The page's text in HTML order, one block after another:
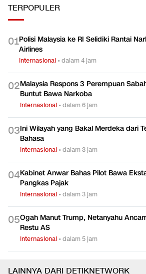
TERPOPULER
01Polisi Malaysia ke RI Selidiki Rantai
Airlines
Internasional •dalam 4 jam
02Malaysia Respons 3 Perempuan
Buntut Bawa Narkoba
Internasional •dalam 6 jam
03Ini Wilayah yang Bakal Merdeka dari
Bahasa
Internasional •dalam 3 jam
04Kabinet Anwar Bahas Pilot Bawa
Pangkas Pajak
Internasional •dalam 3 jam
05Ogah Manut Trump, Netanyahu
Restu AS
Internasional •dalam 5 jam
LAINNYA DARI DETIKNETWORK